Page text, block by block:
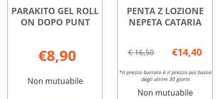
PARAKITO GEL ROLL
ON DOPO PUNT
€8,90
Non mutuabile
PENTA Z LOZIONE
NEPETA CATARIA
€ 16,50 €14,40
*il prezzo barrato è il prezzo più basso
degli ultimi 30 giorni
Non mutuabile